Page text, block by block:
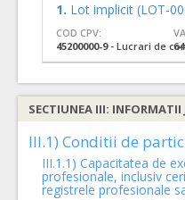
1. Lot implicit (LOT-
COD CPV:
45200000-9- Lucrari de
III.1) Conditii de
III.1.1) Capacitatea de
profesionale, inclusiv
registrele profesionale